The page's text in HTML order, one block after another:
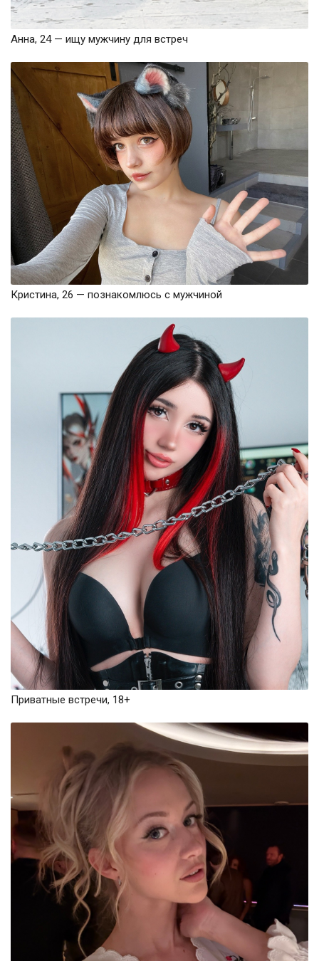
Анна, 24 — ищу мужчину для встреч
Кристина, 26 — познакомлюсь с мужчиной
Приватные встречи, 18+